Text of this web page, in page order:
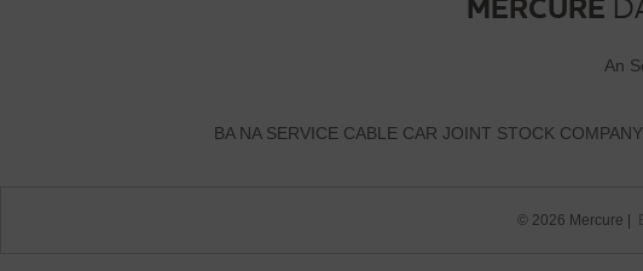
MERCURE
An
BA NA SERVICE CABLE CAR JOINT STOCK
© 2026 Mercure |